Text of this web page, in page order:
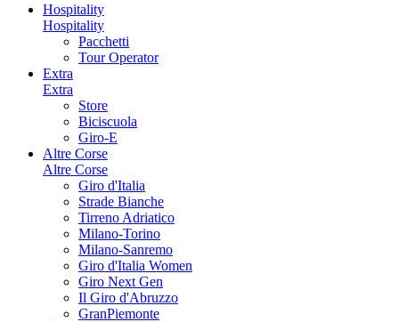
Hospitality
Hospitality
Pacchetti
Tour Operator
Extra
Extra
Store
Biciscuola
Giro-E
Altre Corse
Altre Corse
Giro d'Italia
Strade Bianche
Tirreno Adriatico
Milano-Torino
Milano-Sanremo
Giro d'Italia Women
Giro Next Gen
Il Giro d'Abruzzo
GranPiemonte